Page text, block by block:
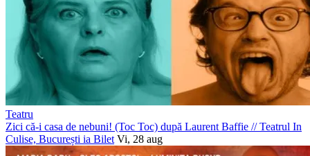
Teatru
Zici că-i casa de nebuni! (Toc Toc) după Laurent Baffie //Teatrul In
Culise, București ia Bilet Vi, 28 aug